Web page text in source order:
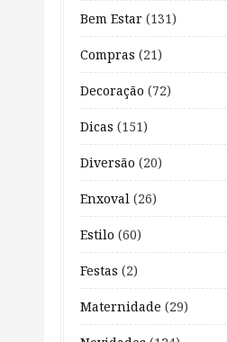
Bem Estar (131)
Compras (21)
Decoração (72)
Dicas (151)
Diversão (20)
Enxoval (26)
Estilo (60)
Festas (2)
Maternidade (29)